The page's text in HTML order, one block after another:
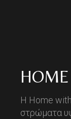
Η Home
στρώματα